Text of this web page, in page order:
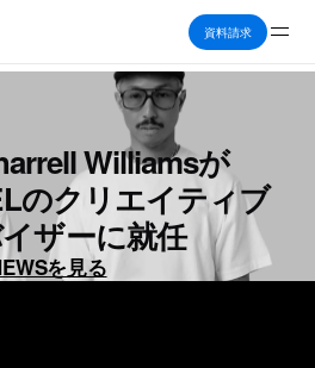
資料請求
Williamsが
のクリエイティブ
ザーに就任
を見る